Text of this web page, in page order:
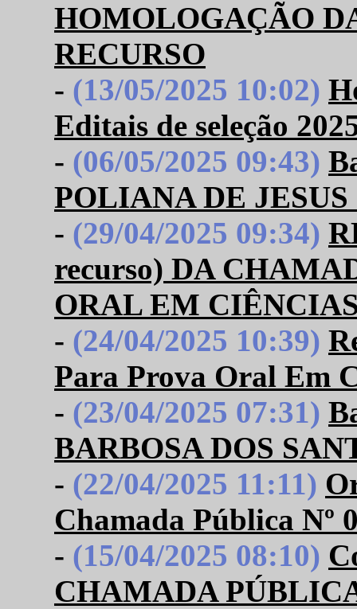
HOMOLOGAÇÃO
RECURSO
- (13/05/2025 10:02)
Editais de seleção
- (06/05/2025 09:43)
POLIANA DE JESUS
- (29/04/2025 09:34)
recurso) DA
ORAL EM
- (24/04/2025 10:39)
Para Prova Oral Em
- (23/04/2025 07:31)
BARBOSA DOS
- (22/04/2025 11:11)
Chamada Pública Nº
- (15/04/2025 08:10)
CHAMADA